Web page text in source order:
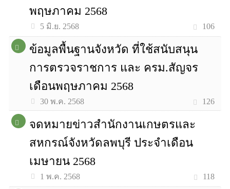
พฤษภาคม 2568
5 มิ.ย. 2568 106
ข้อมูลพื้นฐานจังหวัด ที่ใช้สนับสนุน
การตรวจราชการ และ ครม.สัญจร
เดือนพฤษภาคม 2568
30 พ.ค. 2568 126
จดหมายข่าวสำนักงานเกษตรและ
สหกรณ์จังหวัดลพบุรี ประจำเดือน
เมษายน 2568
1 พ.ค. 2568 118